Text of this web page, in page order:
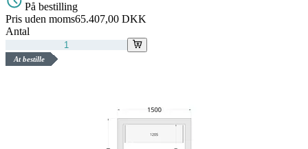
På bestilling
Pris uden moms65.407,00 DKK
Antal
At bestille